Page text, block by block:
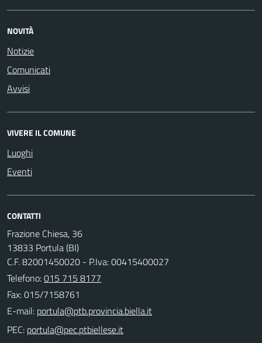
NOVITÀ
Notizie
Comunicati
Avvisi
VIVERE IL COMUNE
Luoghi
Eventi
CONTATTI
Frazione Chiesa, 36
13833 Portula (BI)
C.F. 82001450020 - P.Iva: 00415400027
Telefono:015 715 8177
Fax: 015/7158761
E-mail:
PEC: